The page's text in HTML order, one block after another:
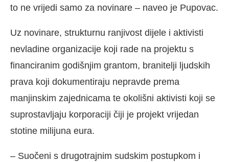
to ne vrijedi samo za novinare – naveo je Pupovac.
Uz novinare, strukturnu ranjivost dijele i aktivisti
nevladine organizacije koji rade na projektu s
financiranim godišnjim grantom, branitelji ljudskih
prava koji dokumentiraju nepravde prema
manjinskim zajednicama te okolišni aktivisti koji se
suprostavljaju korporaciji čiji je projekt vrijedan
stotine milijuna eura.
– Suočeni s drugotrajnim sudskim postupkom i